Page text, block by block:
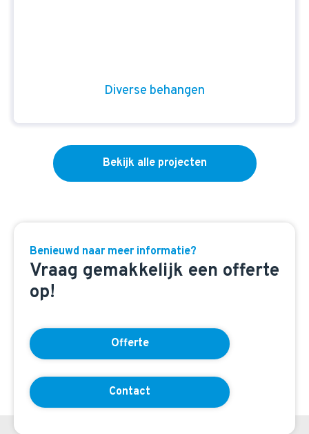
Diverse behangen
Bekijk alle projecten
Benieuwd naar meer informatie?
Vraag gemakkelijk een offerte
op!
Offerte
Contact